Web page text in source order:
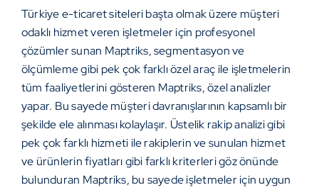
Türkiye e-ticaret siteleri başta olmak üzere müşteri
odaklı hizmet veren işletmeler için profesyonel
çözümler sunan Maptriks, segmentasyon ve
ölçümleme gibi pek çok farklı özel araç ile işletmelerin
tüm faaliyetlerini gösteren Maptriks, özel analizler
yapar. Bu sayede müşteri davranışlarının kapsamlı bir
şekilde ele alınması kolaylaşır. Üstelik rakip analizi gibi
pek çok farklı hizmeti ile rakiplerin ve sunulan hizmet
ve ürünlerin fiyatları gibi farklı kriterleri göz önünde
bulunduran Maptriks, bu sayede işletmeler için uygun